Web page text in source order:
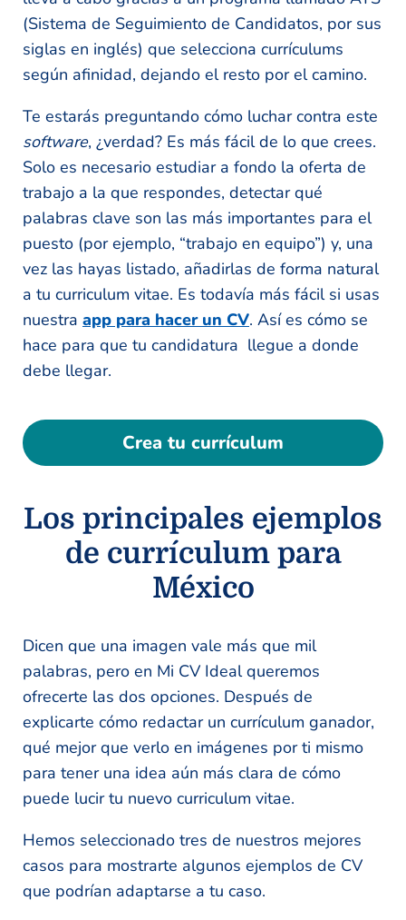
(Sistema de Seguimiento de Candidatos, por sus
siglas en inglés) que selecciona currículums
según afinidad, dejando el resto por el camino.
Te estarás preguntando cómo luchar contra este
software, ¿verdad? Es más fácil de lo que crees.
Solo es necesario estudiar a fondo la oferta de
trabajo a la que respondes, detectar qué
palabras clave son las más importantes para el
puesto (por ejemplo, “trabajo en equipo”) y, una
vez las hayas listado, añadirlas de forma natural
a tu curriculum vitae. Es todavía más fácil si usas
nuestra app para hacer un CV. Así es cómo se
hace para que tu candidatura llegue a donde
debe llegar.
Crea tu currículum
Los principales ejemplos
de currículum para
México
Dicen que una imagen vale más que mil
palabras, pero en Mi CV Ideal queremos
ofrecerte las dos opciones. Después de
explicarte cómo redactar un currículum ganador,
qué mejor que verlo en imágenes por ti mismo
para tener una idea aún más clara de cómo
puede lucir tu nuevo curriculum vitae.
Hemos seleccionado tres de nuestros mejores
casos para mostrarte algunos ejemplos de CV
que podrían adaptarse a tu caso.